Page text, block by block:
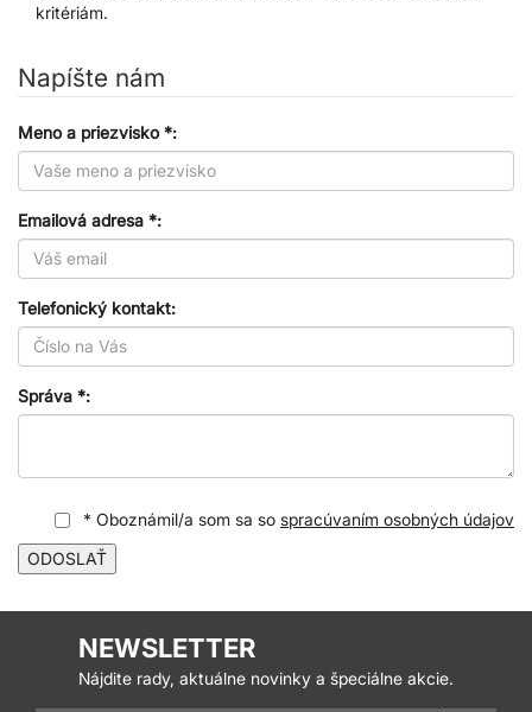
kritériám.
Napíšte nám
Meno a priezvisko *:
Emailová adresa *:
Telefonický kontakt:
Správa *:
* Oboznámil/a som sa so spracúvaním osobných údajov
ODOSLAŤ
NEWSLETTER
Nájdite rady, aktuálne novinky a špeciálne akcie.